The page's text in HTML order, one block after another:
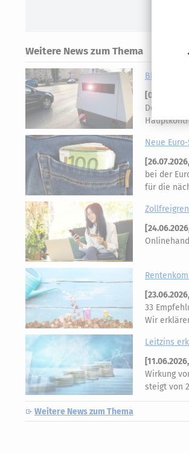
Weitere News zum Thema
[
Neue
[
bei der
für die
[
[
33
Wir
Leitzins
[
Wirkung
steigt von
Weitere News zum Thema